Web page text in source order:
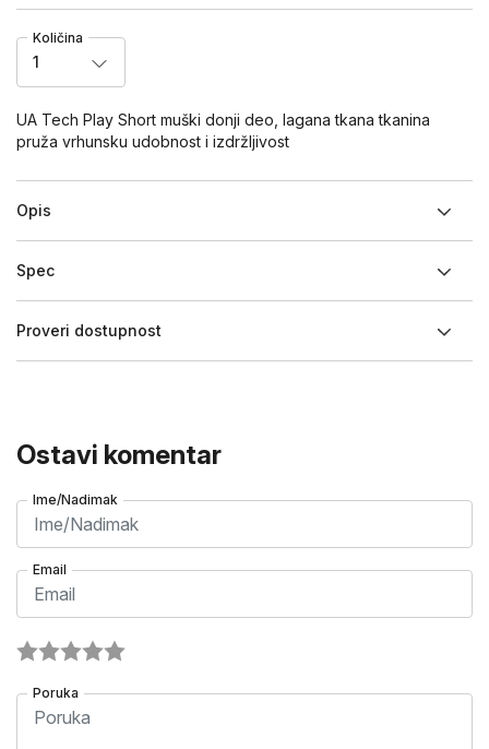
Količina
1
UA Tech Play Short muški donji deo, lagana tkana tkanina
pruža vrhunsku udobnost i izdržljivost
Opis
Spec
Proveri dostupnost
Ostavi komentar
Ime/Nadimak
Email
Poruka